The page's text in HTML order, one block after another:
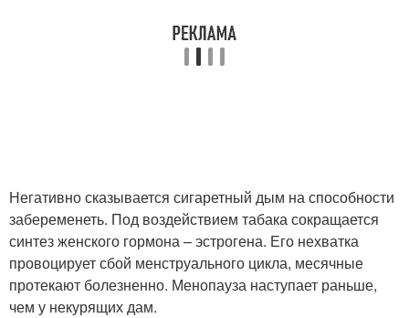
Негативно сказывается сигаретный дым на способности
забеременеть. Под воздействием табака сокращается
синтез женского гормона – эстрогена. Его нехватка
провоцирует сбой менструального цикла, месячные
протекают болезненно. Менопауза наступает раньше,
чем у некурящих дам.